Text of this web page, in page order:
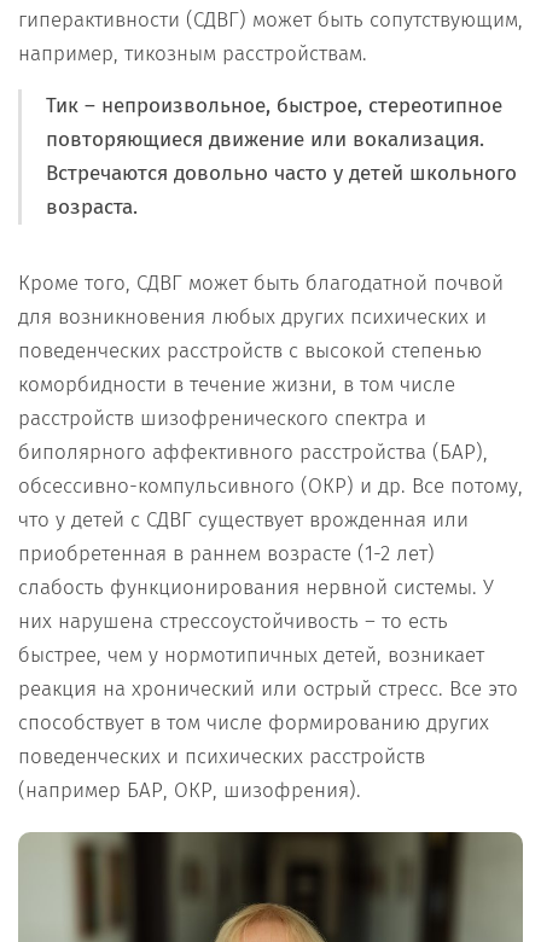
гиперактивности (СДВГ) может быть сопутствующим,
например, тикозным расстройствам.
Тик – непроизвольное, быстрое, стереотипное
повторяющиеся движение или вокализация.
Встречаются довольно часто у детей школьного
возраста.
Кроме того, СДВГ может быть благодатной почвой
для возникновения любых других психических и
поведенческих расстройств с высокой степенью
коморбидности в течение жизни, в том числе
расстройств шизофренического спектра и
биполярного аффективного расстройства (БАР),
обсессивно-компульсивного (ОКР) и др. Все потому,
что у детей с СДВГ существует врожденная или
приобретенная в раннем возрасте (1-2 лет)
слабость функционирования нервной системы. У
них нарушена стрессоустойчивость – то есть
быстрее, чем у нормотипичных детей, возникает
реакция на хронический или острый стресс. Все это
способствует в том числе формированию других
поведенческих и психических расстройств
(например БАР, ОКР, шизофрения).